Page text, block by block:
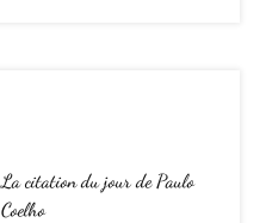
La citation du jour de Paulo
Coelho